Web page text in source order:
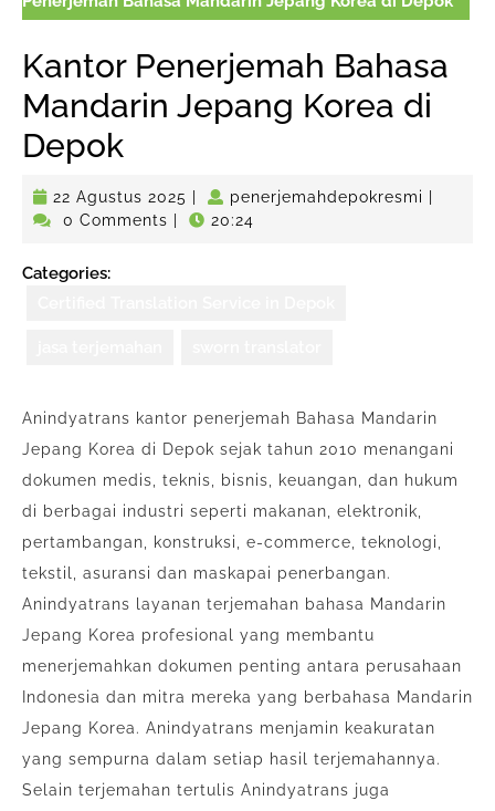
Kantor Penerjemah Bahasa
Mandarin Jepang Korea di
Depok
22 Agustus 2025 22
Agustus
penerjemahdepokresmi
0 Comments
20:24
Categories:
Anindyatrans kantor penerjemah Bahasa Mandarin
Jepang Korea di Depok sejak tahun 2010 menangani
dokumen medis, teknis, bisnis, keuangan, dan hukum
di berbagai industri seperti makanan, elektronik,
pertambangan, konstruksi, e-commerce, teknologi,
tekstil, asuransi dan maskapai penerbangan.
Anindyatrans layanan terjemahan bahasa Mandarin
Jepang Korea profesional yang membantu
menerjemahkan dokumen penting antara perusahaan
Indonesia dan mitra mereka yang berbahasa Mandarin
Jepang Korea. Anindyatrans menjamin keakuratan
yang sempurna dalam setiap hasil terjemahannya.
Selain terjemahan tertulis Anindyatrans juga